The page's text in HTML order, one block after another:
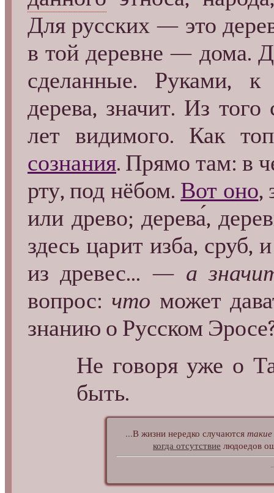
Для русских — это
в той деревне — дома.
сделанные. Руками,
дерева, значит. Из
лет видимого. Как
сознания. Прямо там: в
рту, под нёбом. Вот оно,
или древо; дерева́,
здесь царит изба, сруб,
из древес... — а
вопрос: что может
знанию о Русском
Не говоря уже о
быть.
...В жизни нередко случаются такие
когда отсутствие людоедов